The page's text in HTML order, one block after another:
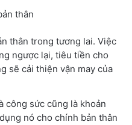
thân
thân trong tương lai. Việc
ngược lại, tiêu tiền cho
sẽ cải thiện vận may của
công sức cũng là khoản
nó cho chính bản thân